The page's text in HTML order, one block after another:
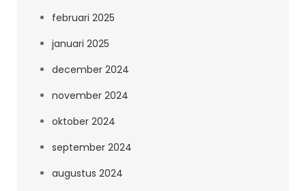
februari 2025
januari 2025
december 2024
november 2024
oktober 2024
september 2024
augustus 2024